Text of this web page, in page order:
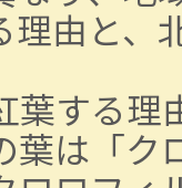
由と、
する理
葉は「ク